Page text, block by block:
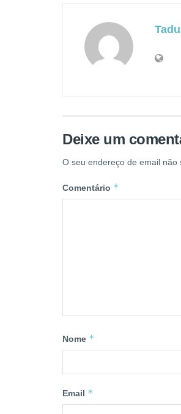
Deixe um
O seu endereço de email não
Comentário *
Nome *
Email *